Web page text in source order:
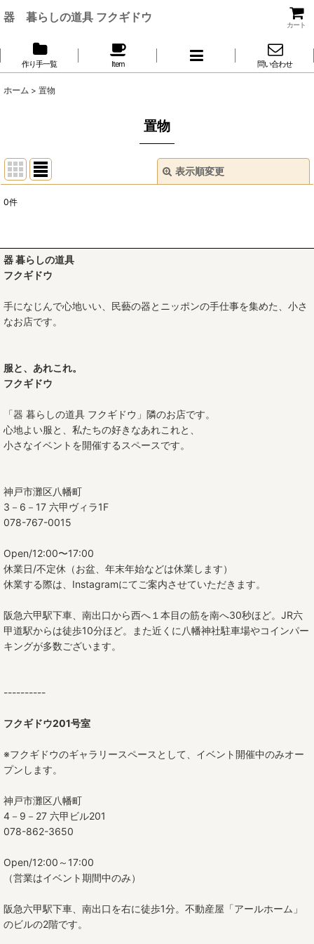
器 暮らしの道具 フクギドウ
カート
作り手一覧 Item 問い合わせ
ホーム > 置物
置物
表示順変更
並び順:
0件
器 暮らしの道具
フクギドウ
手になじんで心地いい、民藝の器とニッポンの手仕事を集めた、小さ
なお店です。
服と、あれこれ。
フクギドウ
「器 暮らしの道具 フクギドウ」隣のお店です。
心地よい服と、私たちの好きなあれこれと、
小さなイベントを開催するスペースです。
神戸市灘区八幡町
3－6－17 六甲ヴィラ1F
078-767-0015
Open/12:00〜17:00
休業日/不定休（お盆、年末年始などは休業します）
休業する際は、Instagramにてご案内させていただきます。
阪急六甲駅下車、南出口から西へ１本目の筋を南へ30秒ほど。JR六
甲道駅からは徒歩10分ほど。また近くに八幡神社駐車場やコインパー
キングが多数ございます。
----------
フクギドウ201号室
※フクギドウのギャラリースペースとして、イベント開催中のみオー
プンします。
神戸市灘区八幡町
4－9－27 六甲ビル201
078-862-3650
Open/12:00～17:00
（営業はイベント期間中のみ）
阪急六甲駅下車、南出口を右に徒歩1分。不動産屋「アールホーム」
のビルの2階です。